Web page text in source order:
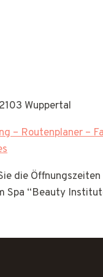
Wuppertal
– Routenplaner –
die Öffnungszeiten
Spa “Beauty